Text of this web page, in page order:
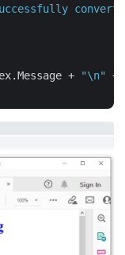
+ "\n"
+